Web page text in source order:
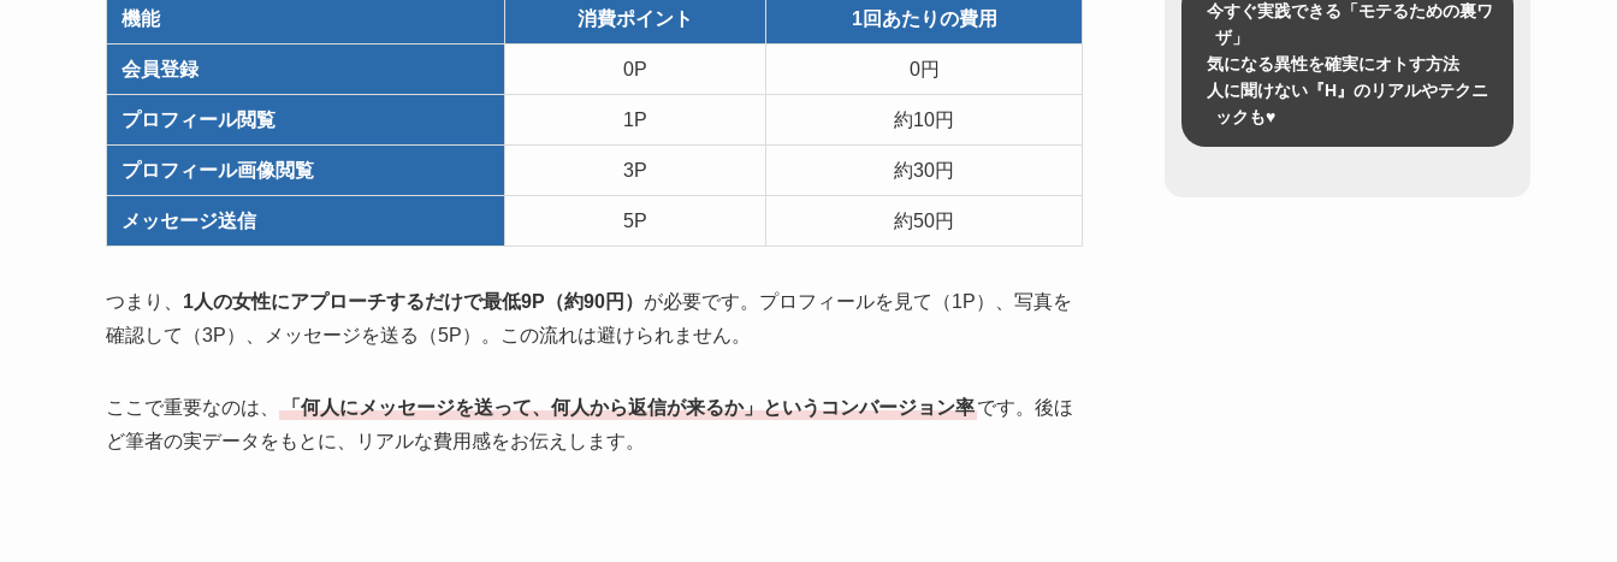
機能 消費ポイント 1回あたりの費用
会員登録 0P 0円
プロフィール閲覧 1P 約10円
プロフィール画像閲覧 3P 約30円
メッセージ送信 5P 約50円
つまり、 1人の女性にアプローチするだけで最低9P（約90円） が必要です。プロフィールを見て（1P）、写真を
確認して（3P）、メッセージを送る（5P）。この流れは避けられません。
ここで重要なのは、 「何人にメッセージを送って、何人から返信が来るか」というコンバージョン率です。後ほ
ど筆者の実データをもとに、リアルな費用感をお伝えします。
今すぐ実践できる「モテるための裏ワ
ザ」
気になる異性を確実にオトす方法
人に聞けない『H』のリアルやテクニ
ックも♥